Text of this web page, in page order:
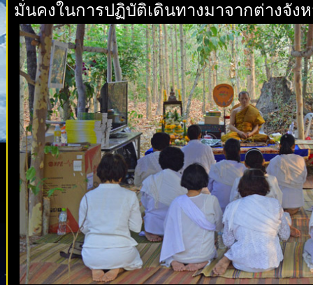
มั่นคงในการปฏิบัติเดินทางมาจากต่างจั